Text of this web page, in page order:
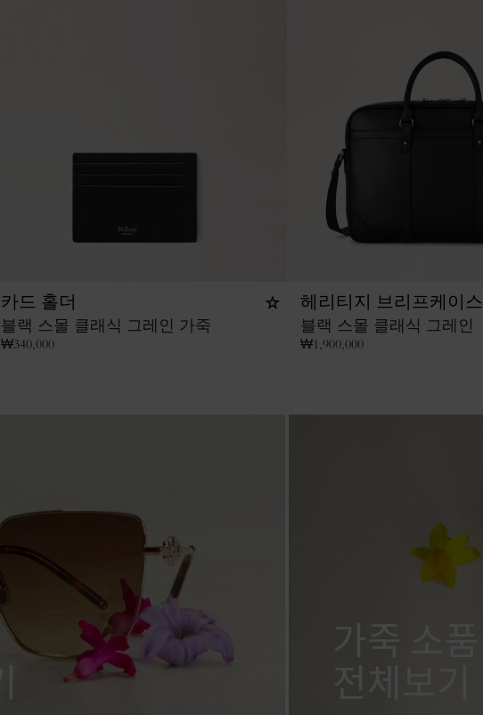
카드 홀더
블랙 스몰 클래식 그레인 가죽
₩340,000
헤리티지 브리프케이스
블랙 스몰 클래식 그레인
₩1,900,000
가죽 소품
전체보기